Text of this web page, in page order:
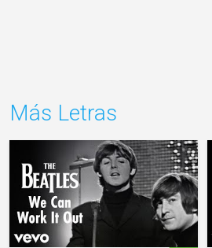
Más Letras